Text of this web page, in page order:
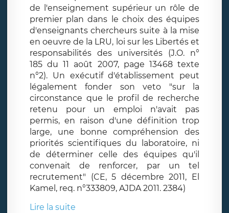
de l'enseignement supérieur un rôle de
premier plan dans le choix des équipes
d'enseignants chercheurs suite à la mise
en oeuvre de la LRU, loi sur les Libertés et
responsabilités des universités (J.O. n°
185 du 11 août 2007, page 13468 texte
n°2). Un exécutif d'établissement peut
légalement fonder son veto "sur la
circonstance que le profil de recherche
retenu pour un emploi n'avait pas
permis, en raison d'une définition trop
large, une bonne compréhension des
priorités scientifiques du laboratoire, ni
de déterminer celle des équipes qu'il
convenait de renforcer, par un tel
recrutement" (CE, 5 décembre 2011, El
Kamel, req. n°333809, AJDA 2011. 2384)
Lire la suite